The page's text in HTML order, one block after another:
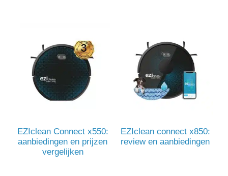
EZIclean Connect x550:
aanbiedingen en prijzen
vergelijken
EZIclean connect x850:
review en aanbiedingen